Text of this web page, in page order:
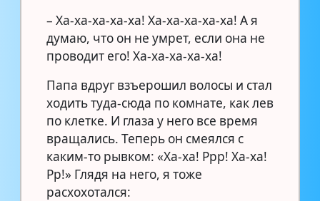
– Ха-ха-ха-ха-ха! Ха-ха-ха-ха-ха! А я
думаю, что он не умрет, если она не
проводит его! Ха-ха-ха-ха-ха!
Папа вдруг взъерошил волосы и стал
ходить туда-сюда по комнате, как лев
по клетке. И глаза у него все время
вращались. Теперь он смеялся с
каким-то рывком: «Ха-ха! Ррр! Ха-ха!
Рр!» Глядя на него, я тоже
расхохотался: